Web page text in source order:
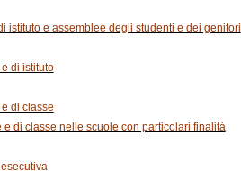
istituto e assemblee degli studenti e dei genitori
di istituto
di classe
di classe nelle scuole con particolari finalità